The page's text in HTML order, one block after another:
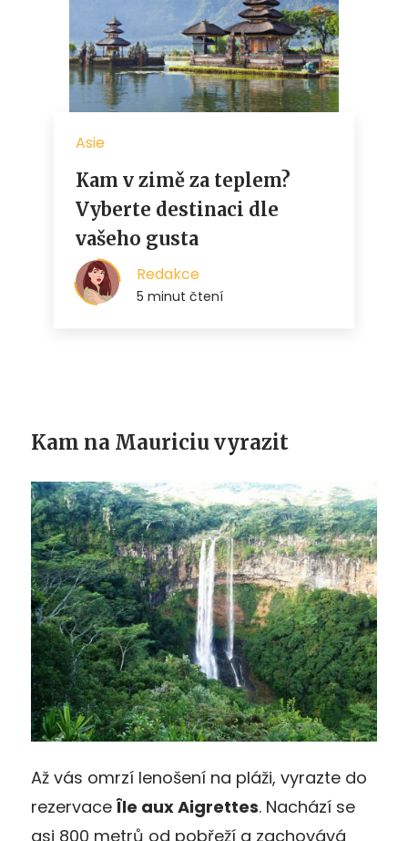
Kam na Mauriciu vyrazit
Až vás omrzí lenošení na pláži, vyrazte do
rezervace Île aux Aigrettes. Nachází se
asi 800 metrů od pobřeží a zachovává